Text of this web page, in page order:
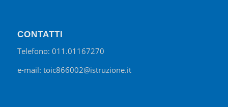
CONTATTI
Telefono: 011.01167270
e-mail: toic866002@istruzione.it